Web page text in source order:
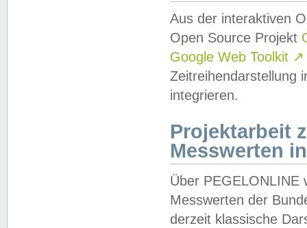
Aus der interaktiven
Open Source Projekt
Google Web Toolkit ↗
Zeitreihendarstellung
integrieren.
Projektarbeit
Messwerten
Über PEGELONLINE
Messwerten der
derzeit klassische